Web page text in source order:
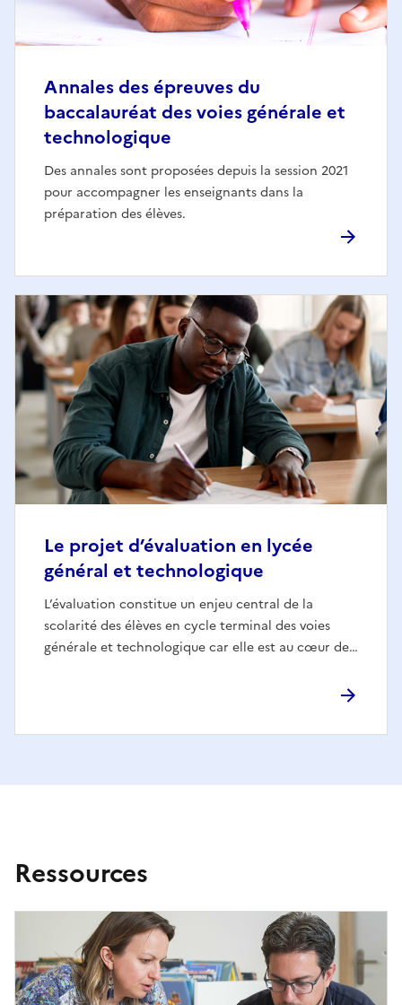
Annales des épreuves du
baccalauréat des voies générale et
technologique
Des annales sont proposées depuis la session 2021
pour accompagner les enseignants dans la
préparation des élèves.
Le projet d’évaluation en lycée
général et technologique
L’évaluation constitue un enjeu central de la
scolarité des élèves en cycle terminal des voies
générale et technologique car elle est au cœur de…
Ressources